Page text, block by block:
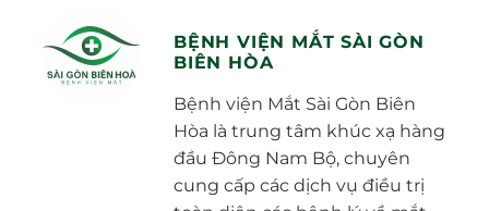
BỆNH VIỆN MẮT SÀI GÒN
BIÊN HÒA
Bệnh viện Mắt Sài Gòn Biên
Hòa là trung tâm khúc xạ hàng
đầu Đông Nam Bộ, chuyên
cung cấp các dịch vụ điều trị